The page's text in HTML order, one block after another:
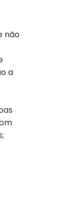
não
a